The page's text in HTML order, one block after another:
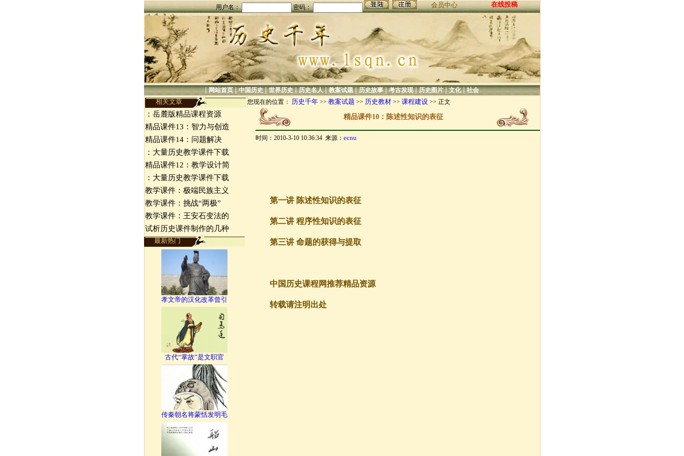
用户名： 密码： 会员中心 在线投稿
|网站首页|中国历史|世界历史|历史名人|教案试题|历史故事|考古发现|历史图片|文化|社会
相关文章 您现在的位置： 历史千年>> 教案试题 >> 历史教材>> 课程建设>> 正文
：岳麓版精品课程资源
精品课件13：智力与创造
精品课件14：问题解决
：大量历史教学课件下载
精品课件12：教学设计简
：大量历史教学课件下载
教学课件：极端民族主义
教学课件：挑战“两极”
教学课件：王安石变法的
试析历史课件制作的几种
最新热门
孝文帝的汉化改革曾引
古代“掌故”是文职官
传秦朝名将蒙恬发明毛
精品课件10：陈述性知识的表征
时间：2010-3-10 10:36:34 来源： ecnu
第一讲 陈述性知识的表征
第二讲 程序性知识的表征
第三讲 命题的获得与提取
中国历史课程网推荐精品资源
转载请注明出处